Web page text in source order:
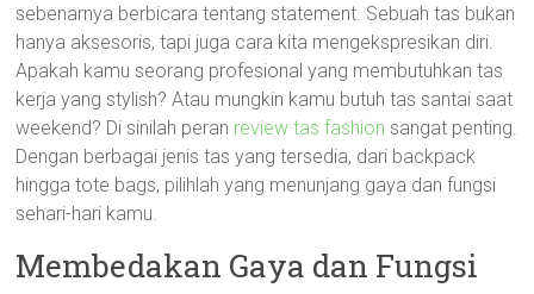
sebenarnya berbicara tentang statement. Sebuah tas bukan
hanya aksesoris, tapi juga cara kita mengekspresikan diri.
Apakah kamu seorang profesional yang membutuhkan tas
kerja yang stylish? Atau mungkin kamu butuh tas santai saat
weekend? Di sinilah peran review tas fashion sangat penting.
Dengan berbagai jenis tas yang tersedia, dari backpack
hingga tote bags, pilihlah yang menunjang gaya dan fungsi
sehari-hari kamu.
Membedakan Gaya dan Fungsi